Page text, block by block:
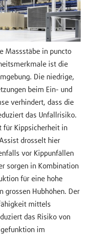
Massstäbe in puncto
ist die
Die niedrige,
beim Ein- und
verhindert, dass die
das Unfallrisiko.
für Kippsicherheit in
drosselt hier
vor Kippunfällen
sorgen in Kombination
für eine hohe
grossen Hubhöhen. Der
mittels
das Risiko von
im